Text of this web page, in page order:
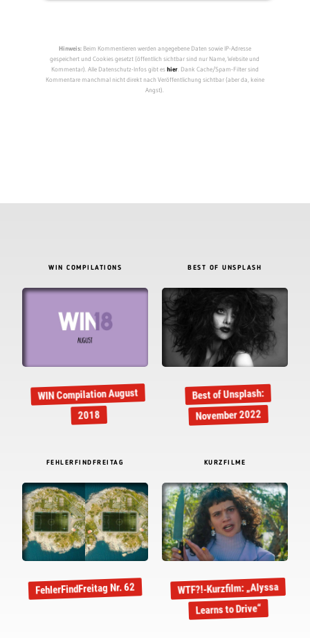
Hinweis:Beim Kommentieren werden angegebene Daten sowie IP-Adresse
gespeichert und Cookies gesetzt (öffentlich sichtbar sind nur Name, Website und
Kommentar). Alle Datenschutz-Infos gibt eshier. Dank Cache/Spam-Filter sind
Kommentare manchmal nicht direkt nach Veröffentlichung sichtbar (aber da, keine
Angst).
WIN COMPILATIONS
WIN Compilation August
2018
BEST OF UNSPLASH
Best of Unsplash:
November 2022
FEHLERFINDFREITAG
FehlerFindFreitag Nr. 62
KURZFILME
WTF?!-Kurzfilm: „Alyssa
Learns to Drive“